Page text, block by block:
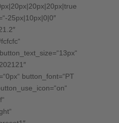
25px|10px|0|0″
button_font=“PT